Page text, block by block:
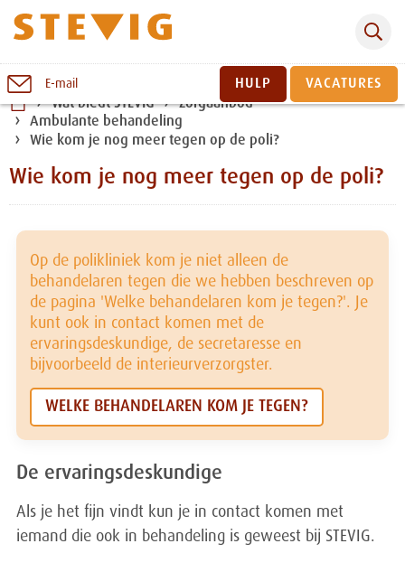
Naar
inhoud
E-mail HULP
VACATURES
Wat biedt STEVIG
Zorgaanbod
Ambulante behandeling
Wie kom je nog meer tegen op de poli?
Wie kom je nog meer tegen op de poli?
Op de polikliniek kom je niet alleen de
behandelaren tegen die we hebben beschreven op
de pagina 'Welke behandelaren kom je tegen?'. Je
kunt ook in contact komen met de
ervaringsdeskundige, de secretaresse en
bijvoorbeeld de interieurverzorgster.
WELKE BEHANDELAREN KOM JE TEGEN?
De ervaringsdeskundige
Als je het fijn vindt kun je in contact komen met
iemand die ook in behandeling is geweest bij STEVIG.